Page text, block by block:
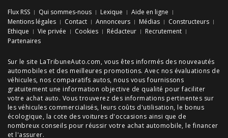
Flux RSS Qui sommes-nous Lexique
Aide en ligne
Mentions légales
Contact Annonceurs Médias
Constructeurs
Ethique
Vie privée Cookies Rédacteur
Recrutement
Partenaires
Sur le site LaTribuneAuto.com, vous êtes informés des nouveautés
automobiles et des meilleures promotions. Avec nos évaluations de
véhicules, nos comparatifs autos, nous vous fournissons
gratuitement une information objective de qualité pour faciliter
votre achat auto. Vous trouverez des informations pertinentes sur
les véhicules commercialisés, leurs coûts d'utilisation, le bonus
écologique, la cote des voitures d'occasions ainsi que de
nombreux conseils pour réussir votre achat automobile, le financer
et l'assurer.